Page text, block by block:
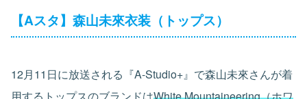
【Aスタ】森山未來衣装（トップス）
12月11日に放送される『A-Studio+』で森山未來さんが着